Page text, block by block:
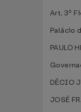
Art. 3º
Palácio
PAULO
DÉCIO
JOSÉ